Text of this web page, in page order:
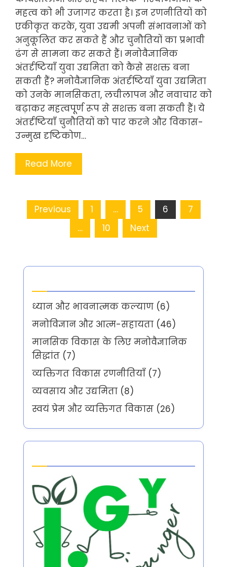
महत्व को भी उजागर करता है। इन रणनीतियों को
एकीकृत करके, युवा उद्यमी अपनी संभावनाओं को
अनुकूलित कर सकते हैं और चुनौतियों का प्रभावी
ढंग से सामना कर सकते हैं। मनोवैज्ञानिक
अंतर्दृष्टियाँ युवा उद्यमिता को कैसे सशक्त बना
सकती हैं? मनोवैज्ञानिक अंतर्दृष्टियाँ युवा उद्यमिता
को उनके मानसिकता, लचीलापन और नवाचार को
बढ़ाकर महत्वपूर्ण रूप से सशक्त बना सकती हैं। ये
अंतर्दृष्टियाँ चुनौतियों को पार करने और विकास-
उन्मुख दृष्टिकोण…
Read More
Posts
pagination
Previous 1 … 5 6
7
…
10 Next
ध्यान और भावनात्मक कल्याण (6)
मनोविज्ञान और आत्म-सहायता (46)
मानसिक विकास के लिए मनोवैज्ञानिक
सिद्धांत (7)
व्यक्तिगत विकास रणनीतियाँ (7)
व्यवसाय और उद्यमिता (8)
स्वयं प्रेम और व्यक्तिगत विकास (26)